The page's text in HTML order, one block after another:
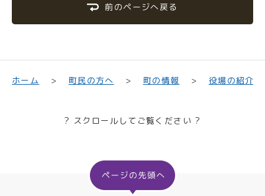
前のページへ戻る
ホーム 町民の方へ 町の情報 役場の紹介
? スクロールしてご覧ください ?